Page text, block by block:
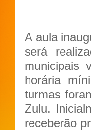
A aula
será
municipais
horária
turmas
Zulu.
receberão